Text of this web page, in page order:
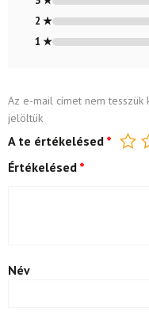
2 ★
1 ★
Az e-mail címet nem tesszük
jelöltük
A te értékelésed *
Értékelésed *
Név